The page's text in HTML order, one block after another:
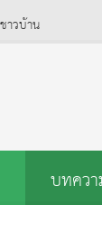
าวบ้าน
บทคว